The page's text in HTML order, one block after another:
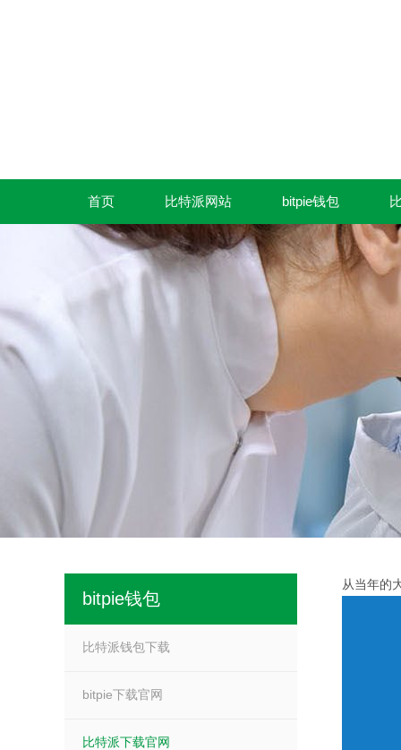
首页 比特派网站 bitpie钱包
从当年的
bitpie钱包
比特派钱包下载
bitpie下载官网
比特派下载官网